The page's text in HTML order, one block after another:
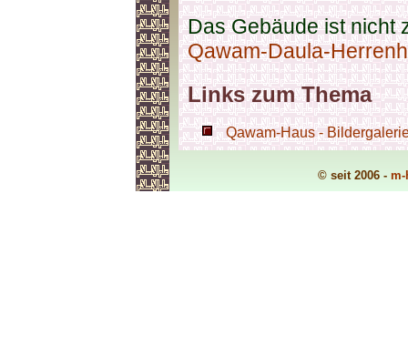
Das Gebäude ist nicht
Qawam-Daula-
Links zum Thema
Qawam-Haus -
© seit 2006 - m-